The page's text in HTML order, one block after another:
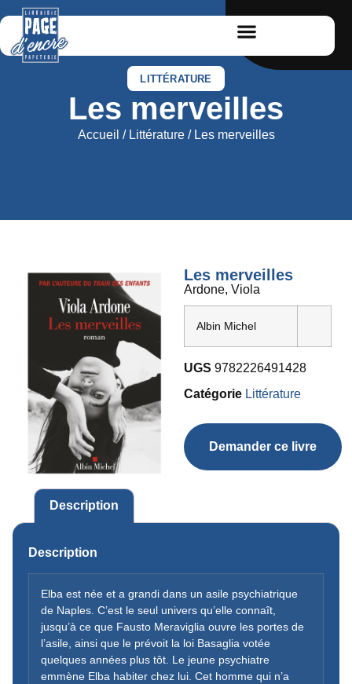
LITTÉRATURE
Les merveilles
Accueil / Littérature/ Les merveilles
Les merveilles
Ardone, Viola
Albin Michel
UGS 9782226491428
Catégorie Littérature
Demander ce livre
Description
Description
Elba est née et a grandi dans un asile psychiatrique
de Naples. C’est le seul univers qu’elle connaît,
jusqu’à ce que Fausto Meraviglia ouvre les portes de
l’asile, ainsi que le prévoit la loi Basaglia votée
quelques années plus tôt. Le jeune psychiatre
emmène Elba habiter chez lui. Cet homme qui n’a